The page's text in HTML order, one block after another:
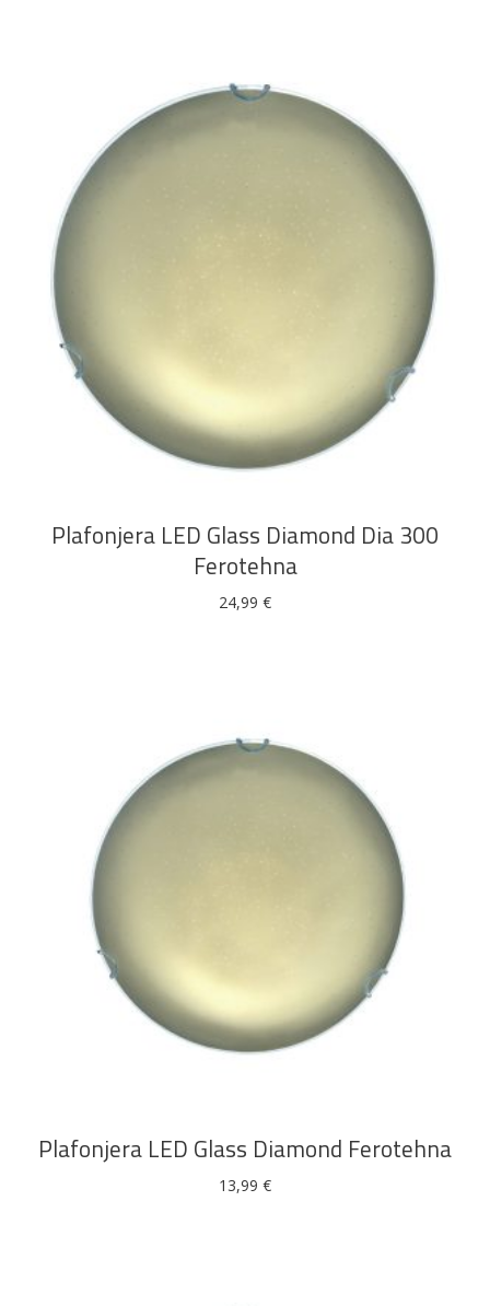
Plafonjera LED Glass Diamond Dia 300
Ferotehna
24,99 €
DODAJ U KOŠARICU
Plafonjera LED Glass Diamond Ferotehna
13,99 €